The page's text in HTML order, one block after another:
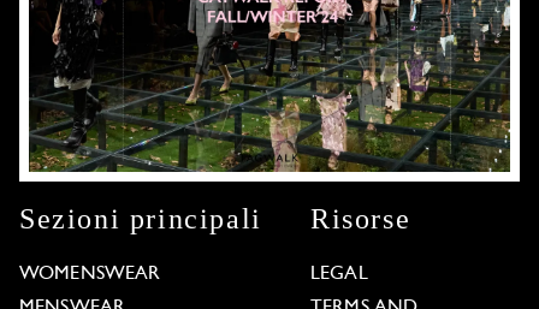
Sezioni principali
WOMENSWEAR
Risorse
LEGAL